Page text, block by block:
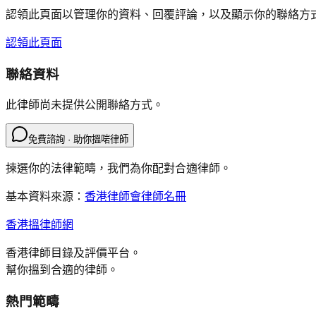
認領此頁面以管理你的資料、回覆評論，以及顯示你的聯絡方
認領此頁面
聯絡資料
此律師尚未提供公開聯絡方式。
免費諮詢 · 助你搵啱律師
揀選你的法律範疇，我們為你配對合適律師。
基本資料來源： 香港律師會律師名冊
香港搵律師網
香港律師目錄及評價平台。
幫你搵到合適的律師。
熱門範疇